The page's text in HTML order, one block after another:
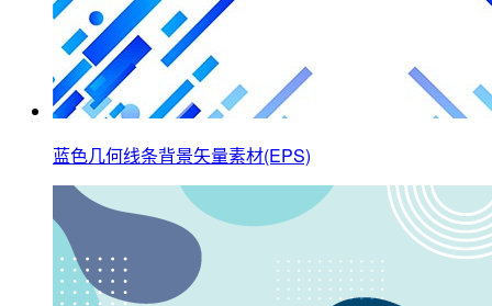
蓝色几何线条背景矢量素材(EPS)